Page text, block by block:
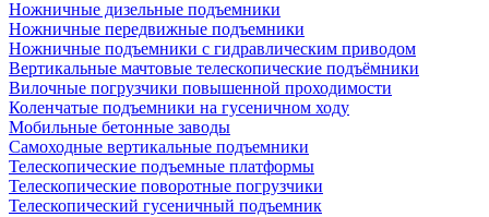
Ножничные дизельные подъемники
Ножничные передвижные подъемники
Ножничные подъемники с гидравлическим приводом
Вертикальные мачтовые телескопические подъёмники
Вилочные погрузчики повышенной проходимости
Коленчатые подъемники на гусеничном ходу
Мобильные бетонные заводы
Самоходные вертикальные подъемники
Телескопические подъемные платформы
Телескопические поворотные погрузчики
Телескопический гусеничный подъемник